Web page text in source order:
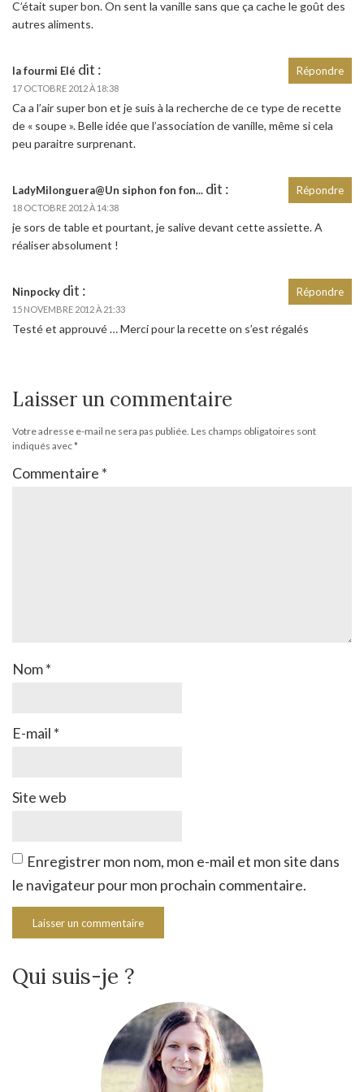
C’était super bon. On sent la vanille sans que ça cache le goût des
autres aliments.
la fourmi Elé dit :
17 OCTOBRE 2012 À 18:38
Ca a l’air super bon et je suis à la recherche de ce type de recette
de « soupe ». Belle idée que l’association de vanille, même si cela
peu paraitre surprenant.
Répondre
LadyMilonguera@Un siphon fon fon... dit :
18 OCTOBRE 2012 À 14:38
je sors de table et pourtant, je salive devant cette assiette. A
réaliser absolument !
Répondre
Ninpocky dit :
15 NOVEMBRE 2012 À 21:33
Testé et approuvé … Merci pour la recette on s’est régalés
Répondre
Laisser un commentaire
Votre adresse e-mail ne sera pas publiée. Les champs obligatoires sont
indiqués avec*
Commentaire *
Nom*
E-mail *
Site web
Enregistrer mon nom, mon e-mail et mon site dans
le navigateur pour mon prochain commentaire.
Qui suis-je ?